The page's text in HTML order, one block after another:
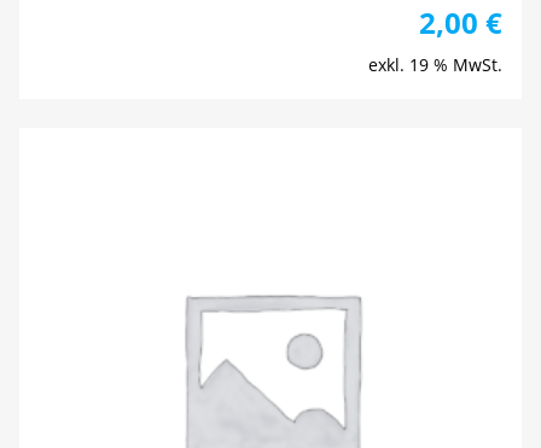
2,00 €
exkl. 19 % MwSt.